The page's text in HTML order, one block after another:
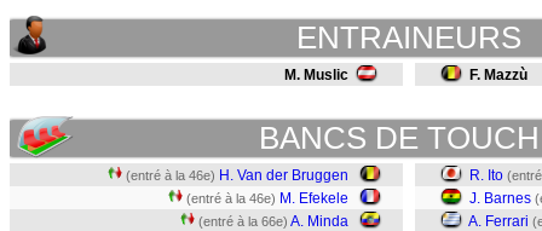
ENTRAINEURS
M. Muslic F. Mazzù
BANCS DE
(entré à la 46e) H. Van der Bruggen
(entré à la 46e) M. Efekele
(entré à la 66e) A. Minda
R. Ito
J. Barnes
A. Ferrari